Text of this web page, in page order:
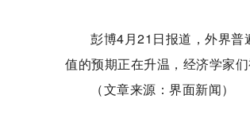
彭博4月21日报道，外界普
值的预期正在升温，经济学家
（文章来源：界面新闻）